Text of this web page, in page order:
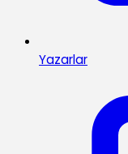
Yazarlar